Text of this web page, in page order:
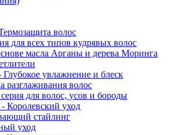
волос
для всех типов кудрявых волос
масла Арганы и дерева Моринга
увлажнение и блеск
разглаживания волос
для волос, усов и бороды
Королевский уход
стайлинг
уход